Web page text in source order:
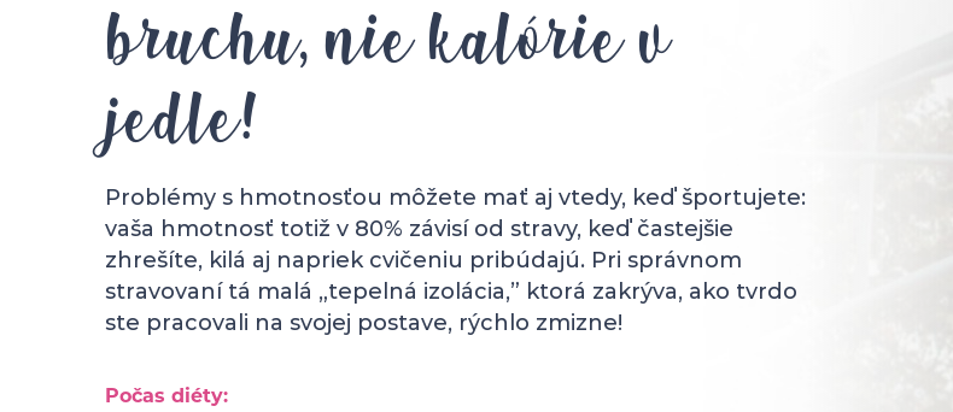
bruchu, nie kalórie v
jedle!
Problémy s hmotnosťou môžete mať aj vtedy, keď športujete:
vaša hmotnosť totiž v 80% závisí od stravy, keď častejšie
zhrešíte, kilá aj napriek cvičeniu pribúdajú. Pri správnom
stravovaní tá malá „tepelná izolácia,” ktorá zakrýva, ako tvrdo
ste pracovali na svojej postave, rýchlo zmizne!
Počas diéty: